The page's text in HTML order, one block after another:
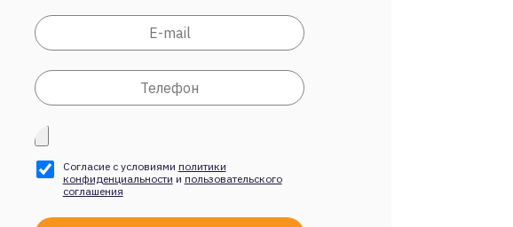
Согласие с условиями политики
конфиденциальности и пользовательского
соглашения